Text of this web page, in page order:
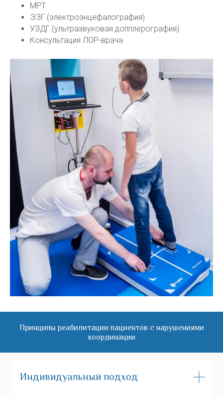
МРТ
ЭЭГ (электроэнцефалография)
УЗДГ (ультразвуковая допплерография)
Консультация ЛОР-врача
Принципы реабилитации пациентов с нарушениями
координации
Индивидуальный подход